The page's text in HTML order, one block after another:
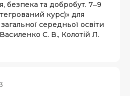
безпека та добробут. 7‒9
курс)» для
середньої освіти
С. В., Колотій Л.